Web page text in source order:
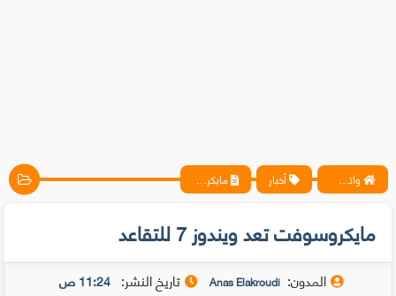
واتس آب ، فيسبوك ، أنترنت ، شروحات تقنية حصرية - المحترف أخبار مايكروسوفت تعد ويندوز 7 للتقاعد
مايكروسوفت تعد ويندوز 7 للتقاعد
المدون: Anas Elakroudi تاريخ النشر: 11:24 ص